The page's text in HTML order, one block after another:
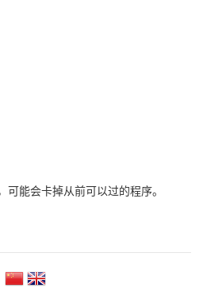
可能会卡掉从前可以过的程序。